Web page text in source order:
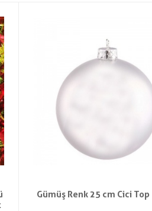
Gümüş Renk 25 cm Cici